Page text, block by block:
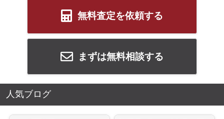
無料査定を依頼する
まずは無料相談する
人気ブログ